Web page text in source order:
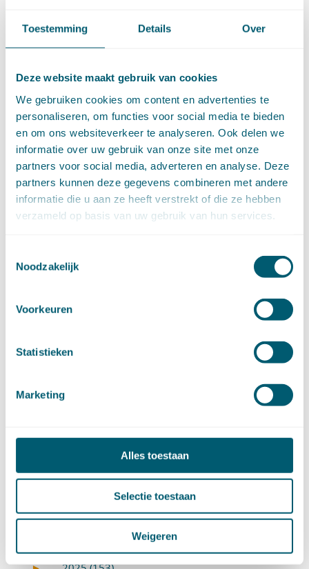
Toestemming Details Over
Deze website maakt gebruik van cookies
We gebruiken cookies om content en advertenties te
personaliseren, om functies voor social media te bieden
en om ons websiteverkeer te analyseren. Ook delen we
informatie over uw gebruik van onze site met onze
partners voor social media, adverteren en analyse. Deze
partners kunnen deze gegevens combineren met andere
informatie die u aan ze heeft verstrekt of die ze hebben
verzameld op basis van uw gebruik van hun services.
Noodzakelijk
Voorkeuren
Statistieken
Marketing
Alles toestaan
Selectie toestaan
Weigeren
Internationaal privaatrecht(89)
Mededingingsrecht(26)
Ondernemingsrecht (104)
Onteigeningsrecht(72)
Overheidsrecht(183)
Pensioenrecht(27)
Personen- en familierecht(220)
Prejudiciële uitspraken HvJEU (28)
Prejudiciële vragen Hoge Raad(153)
Privacy -AVG(5)
Verbintenissenrecht
Vervoersrecht
Wvggz – Wzd (Wet Bopz oud)
augustus (1)
juni (15)
maart (17)
januari (14)